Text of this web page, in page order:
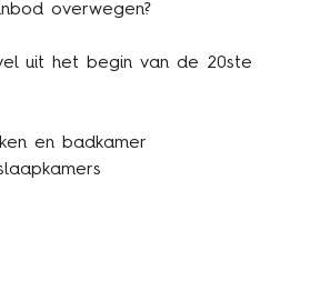
overwegen?
uit het begin van de 20ste
en badkamer